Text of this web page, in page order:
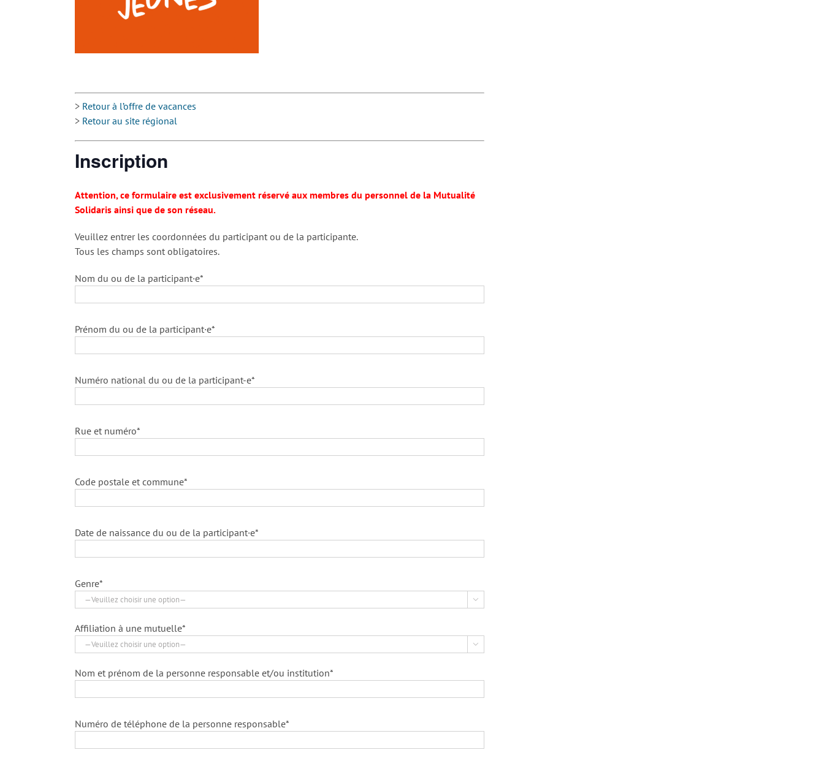
> Retour à l’offre de vacances
> Retour au site régional
Inscription
Attention, ce formulaire est exclusivement réservé aux membres du personnel de la Mutualité
Solidaris ainsi que de son réseau.
Veuillez entrer les coordonnées du participant ou de la participante.
Tous les champs sont obligatoires.
Nom du ou de la participant·e*
Prénom du ou de la participant·e*
Numéro national du ou de la participant-e*
Rue et numéro*
Code postale et commune*
Date de naissance du ou de la participant·e*
Genre*

Affiliation à une mutuelle*

Nom et prénom de la personne responsable et/ou institution*
Numéro de téléphone de la personne responsable*